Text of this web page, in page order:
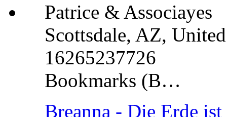
Patrice & Associayes
Scottsdale, AZ,
16265237726
Bookmarks (B…
Breanna - Die Erde